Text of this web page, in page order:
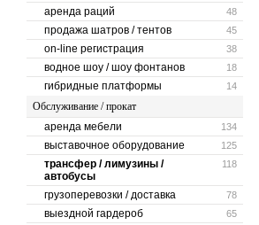
48
аренда раций
45
продажа шатров / тентов
38
on-line регистрация
18
водное шоу / шоу фонтанов
14
гибридные платформы
Обслуживание / прокат
134
аренда мебели
125
выставочное оборудование
118
трансфер / лимузины /
автобусы
78
грузоперевозки / доставка
65
выездной гардероб